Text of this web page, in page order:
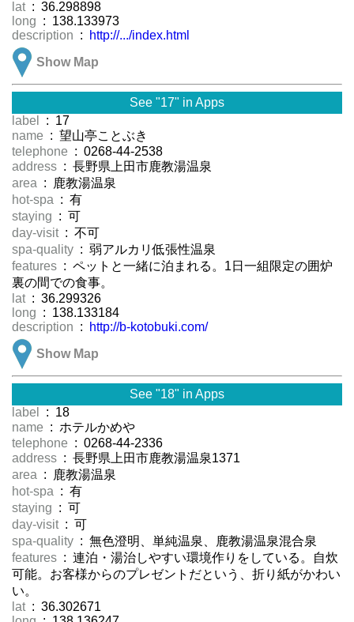
lat : 36.298898
long : 138.133973
description :
http://.../index.html
Show Map
See "17" in Apps
label
: 17
name : 望山亭ことぶき
telephone : 0268-44-2538
address : 長野県上田市鹿教湯温泉
area : 鹿教湯温泉
hot-spa : 有
staying : 可
day-visit : 不可
spa-quality : 弱アルカリ低張性温泉
features : ペットと一緒に泊まれる。1日一組限定の囲炉
裏の間での食事。
lat : 36.299326
long : 138.133184
description :
http://b-kotobuki.com/
Show Map
See "18" in Apps
label
: 18
name : ホテルかめや
telephone : 0268-44-2336
address : 長野県上田市鹿教湯温泉1371
area : 鹿教湯温泉
hot-spa : 有
staying : 可
day-visit : 可
spa-quality : 無色澄明、単純温泉、鹿教湯温泉混合泉
features : 連泊・湯治しやすい環境作りをしている。自炊
可能。お客様からのプレゼントだという、折り紙がかわい
い。
lat : 36.302671